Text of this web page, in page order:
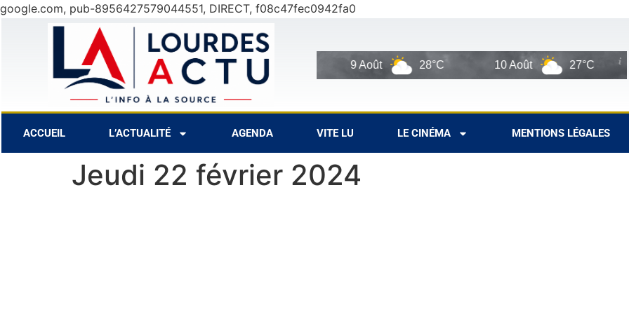
google.com, pub-8956427579044551, DIRECT, f08c47fec0942fa0
27°C 8 Août 9 Août 28°C 10 Août 27°C
ACCUEIL L’ACTUALITÉ AGENDA VITE LU LE CINÉMA MENTIONS LÉGALES
Jeudi 22 février 2024